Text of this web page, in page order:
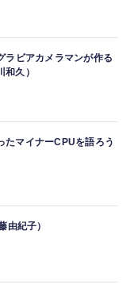
ラビアカメラマンが作る
久）
たマイナーCPUを語ろう
由紀子）